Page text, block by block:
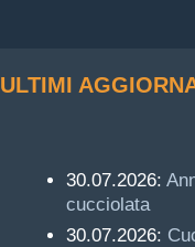
ULTIMI
30.07.2026:
cucciolata
30.07.2026: